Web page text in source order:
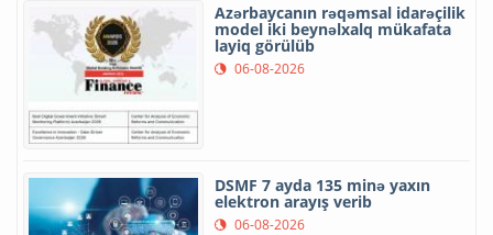
Azərbaycanın rəqəmsal idarəçilik
model iki beynəlxalq mükafata
layiq görülüb
06-08-2026
DSMF 7 ayda 135 minə yaxın
elektron arayış verib
06-08-2026